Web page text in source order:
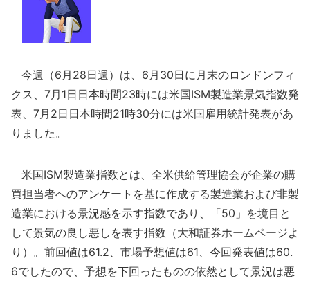
今週（6月28日週）は、6月30日に月末のロンドンフィ
クス、7月1日日本時間23時には米国ISM製造業景気指数発
表、7月2日日本時間21時30分には米国雇用統計発表があ
りました。
米国ISM製造業指数とは、全米供給管理協会が企業の購
買担当者へのアンケートを基に作成する製造業および非製
造業における景況感を示す指数であり、「50」を境目と
して景気の良し悪しを表す指数（大和証券ホームページよ
り）。前回値は61.2、市場予想値は61、今回発表値は60.
6でしたので、予想を下回ったものの依然として景況は悪